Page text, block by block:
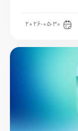
2026-05-30